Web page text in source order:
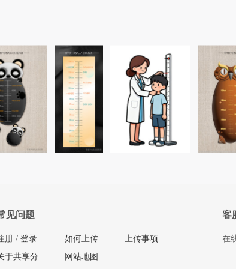
见问题
册 / 登录
于共享分
如何上传
网站地图
上传事项
客
在